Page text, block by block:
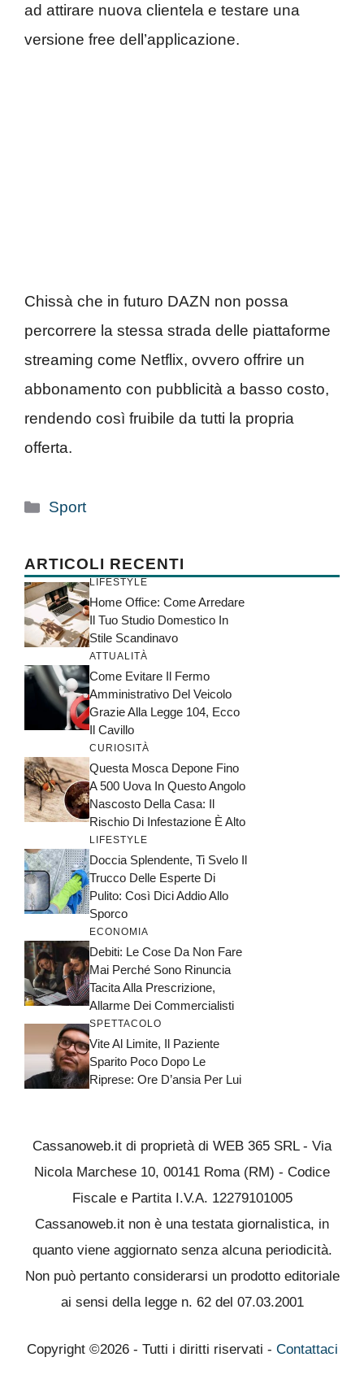
ad attirare nuova clientela e testare una
versione free dell’applicazione.
Chissà che in futuro DAZN non possa
percorrere la stessa strada delle piattaforme
streaming come Netflix, ovvero offrire un
abbonamento con pubblicità a basso costo,
rendendo così fruibile da tutti la propria
offerta.
Categorie
Sport
ARTICOLI RECENTI
LIFESTYLE
Home Office: Come Arredare
Il Tuo Studio Domestico In
Stile Scandinavo
ATTUALITÀ
Come Evitare Il Fermo
Amministrativo Del Veicolo
Grazie Alla Legge 104, Ecco
Il Cavillo
CURIOSITÀ
Questa Mosca Depone Fino
A 500 Uova In Questo Angolo
Nascosto Della Casa: Il
Rischio Di Infestazione È Alto
LIFESTYLE
Doccia Splendente, Ti Svelo Il
Trucco Delle Esperte Di
Pulito: Così Dici Addio Allo
Sporco
ECONOMIA
Debiti: Le Cose Da Non Fare
Mai Perché Sono Rinuncia
Tacita Alla Prescrizione,
Allarme Dei Commercialisti
SPETTACOLO
Vite Al Limite, Il Paziente
Sparito Poco Dopo Le
Riprese: Ore D’ansia Per Lui
Cassanoweb.it di proprietà di WEB 365 SRL - Via
Nicola Marchese 10, 00141 Roma (RM) - Codice
Fiscale e Partita I.V.A. 12279101005
Cassanoweb.it non è una testata giornalistica, in
quanto viene aggiornato senza alcuna periodicità.
Non può pertanto considerarsi un prodotto editoriale
ai sensi della legge n. 62 del 07.03.2001
Copyright ©2026 - Tutti i diritti riservati - Contattaci